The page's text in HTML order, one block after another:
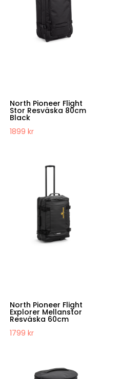
North Pioneer Flight
Stor Resväska 80cm
Black
1899kr
North Pioneer Flight
Explorer Mellanstor
Resväska 60cm
1799kr